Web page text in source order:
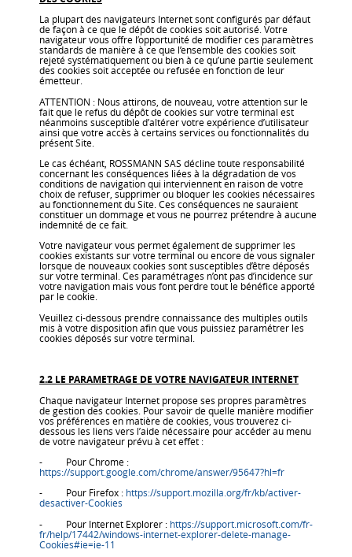
La plupart des navigateurs Internet sont configurés par défaut
de façon à ce que le dépôt de cookies soit autorisé. Votre
navigateur vous offre l’opportunité de modifier ces paramètres
standards de manière à ce que l’ensemble des cookies soit
rejeté systématiquement ou bien à ce qu’une partie seulement
des cookies soit acceptée ou refusée en fonction de leur
émetteur.
ATTENTION : Nous attirons, de nouveau, votre attention sur le
fait que le refus du dépôt de cookies sur votre terminal est
néanmoins susceptible d’altérer votre expérience d’utilisateur
ainsi que votre accès à certains services ou fonctionnalités du
présent Site.
Le cas échéant, ROSSMANN SAS décline toute responsabilité
concernant les conséquences liées à la dégradation de vos
conditions de navigation qui interviennent en raison de votre
choix de refuser, supprimer ou bloquer les cookies nécessaires
au fonctionnement du Site. Ces conséquences ne sauraient
constituer un dommage et vous ne pourrez prétendre à aucune
indemnité de ce fait.
Votre navigateur vous permet également de supprimer les
cookies existants sur votre terminal ou encore de vous signaler
lorsque de nouveaux cookies sont susceptibles d’être déposés
sur votre terminal. Ces paramétrages n’ont pas d’incidence sur
votre navigation mais vous font perdre tout le bénéfice apporté
par le cookie.
Veuillez ci-dessous prendre connaissance des multiples outils
mis à votre disposition afin que vous puissiez paramétrer les
cookies déposés sur votre terminal.
2.2 LE PARAMETRAGE DE VOTRE NAVIGATEUR INTERNET
Chaque navigateur Internet propose ses propres paramètres
de gestion des cookies. Pour savoir de quelle manière modifier
vos préférences en matière de cookies, vous trouverez ci-
dessous les liens vers l’aide nécessaire pour accéder au menu
de votre navigateur prévu à cet effet :
- Pour Chrome :
https://support.google.com/chrome/answer/95647?hl=fr
- Pour Firefox : https://support.mozilla.org/fr/kb/activer-
desactiver-Cookies
- Pour Internet Explorer : https://support.microsoft.com/fr-
fr/help/17442/windows-internet-explorer-delete-manage-
Cookies#ie=ie-11